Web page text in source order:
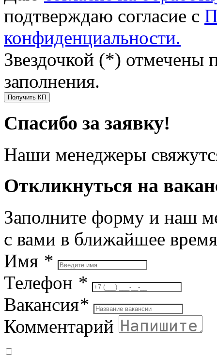
подтверждаю согласие с
конфиденциальности.
Звездочкой (*) отмечены
заполнения.
Получить КП
Спасибо за заявку!
Наши менеджеры
Откликнуться на
Заполните форму и наш
с вами в ближайшее время
Имя *
Телефон *
Вакансия*
Комментарий